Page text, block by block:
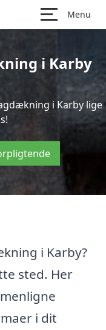
Menu
i Karby
i Karby lige
i Karby?
sted. Her
i dit